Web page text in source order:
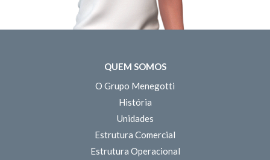
QUEM SOMOS
O Grupo Menegotti
História
Unidades
Estrutura Comercial
Estrutura Operacional